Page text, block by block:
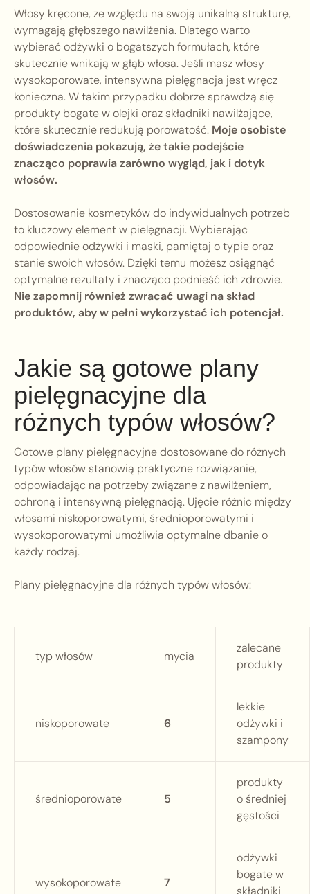
Włosy kręcone, ze względu na swoją unikalną strukturę,
wymagają głębszego nawilżenia. Dlatego warto
wybierać odżywki o bogatszych formułach, które
skutecznie wnikają w głąb włosa. Jeśli masz włosy
wysokoporowate, intensywna pielęgnacja jest wręcz
konieczna. W takim przypadku dobrze sprawdzą się
produkty bogate w olejki oraz składniki nawilżające,
które skutecznie redukują porowatość. Moje osobiste
doświadczenia pokazują, że takie podejście
znacząco poprawia zarówno wygląd, jak i dotyk
włosów.
Dostosowanie kosmetyków do indywidualnych potrzeb
to kluczowy element w pielęgnacji. Wybierając
odpowiednie odżywki i maski, pamiętaj o typie oraz
stanie swoich włosów. Dzięki temu możesz osiągnąć
optymalne rezultaty i znacząco podnieść ich zdrowie.
Nie zapomnij również zwracać uwagi na skład
produktów, aby w pełni wykorzystać ich potencjał.
Jakie są gotowe plany
pielęgnacyjne dla
różnych typów włosów?
Gotowe plany pielęgnacyjne dostosowane do różnych
typów włosów stanowią praktyczne rozwiązanie,
odpowiadając na potrzeby związane z nawilżeniem,
ochroną i intensywną pielęgnacją. Ujęcie różnic między
włosami niskoporowatymi, średnioporowatymi i
wysokoporowatymi umożliwia optymalne dbanie o
każdy rodzaj.
Plany pielęgnacyjne dla różnych typów włosów:
typ włosów mycia
zalecane
produkty
niskoporowate 6
lekkie
odżywki i
szampony
średnioporowate 5
produkty
o średniej
gęstości
wysokoporowate 7
odżywki
bogate w
składniki